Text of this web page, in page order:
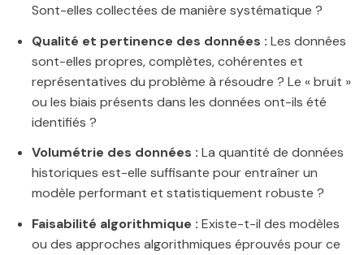
Sont-elles collectées de manière systématique ?
Qualité et pertinence des données : Les données
sont-elles propres, complètes, cohérentes et
représentatives du problème à résoudre ? Le « bruit »
ou les biais présents dans les données ont-ils été
identifiés ?
Volumétrie des données : La quantité de données
historiques est-elle suffisante pour entraîner un
modèle performant et statistiquement robuste ?
Faisabilité algorithmique : Existe-t-il des modèles
ou des approches algorithmiques éprouvés pour ce